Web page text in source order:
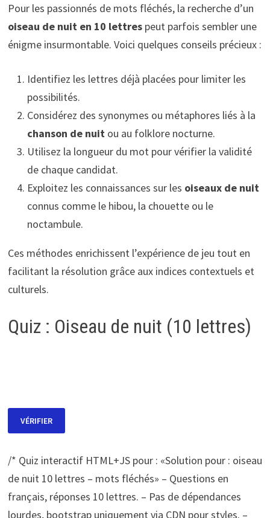
Pour les passionnés de mots fléchés, la recherche d’un
oiseau de nuit en 10 lettrespeut parfois sembler une
énigme insurmontable. Voici quelques conseils précieux :
Identifiez les lettres déjà placées pour limiter les
possibilités.
Considérez des synonymes ou métaphores liés à la
chanson de nuit ou au folklore nocturne.
Utilisez la longueur du mot pour vérifier la validité
de chaque candidat.
Exploitez les connaissances sur les oiseaux de nuit
connus comme le hibou, la chouette ou le
noctambule.
Ces méthodes enrichissent l’expérience de jeu tout en
facilitant la résolution grâce aux indices contextuels et
culturels.
Quiz : Oiseau de nuit (10 lettres)
VÉRIFIER
/* Quiz interactif HTML+JS pour : «Solution pour : oiseau
de nuit 10 lettres – mots fléchés» – Questions en
français, réponses 10 lettres. – Pas de dépendances
lourdes, bootstrap uniquement via CDN pour styles. –